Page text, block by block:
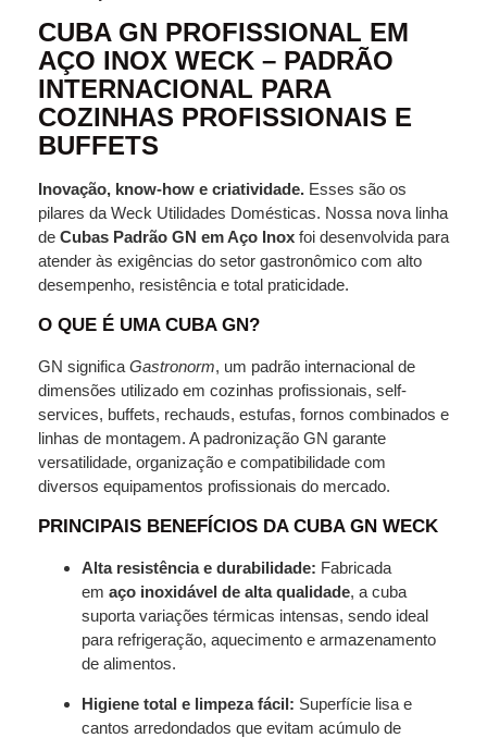
CUBA GN PROFISSIONAL EM
AÇO INOX WECK – PADRÃO
INTERNACIONAL PARA
COZINHAS PROFISSIONAIS E
BUFFETS
Inovação, know‑how e criatividade. Esses são os
pilares da Weck Utilidades Domésticas. Nossa nova linha
de Cubas Padrão GN em Aço Inox foi desenvolvida para
atender às exigências do setor gastronômico com alto
desempenho, resistência e total praticidade.
O QUE É UMA CUBA GN?
GN significa Gastronorm, um padrão internacional de
dimensões utilizado em cozinhas profissionais, self-
services, buffets, rechauds, estufas, fornos combinados e
linhas de montagem. A padronização GN garante
versatilidade, organização e compatibilidade com
diversos equipamentos profissionais do mercado.
PRINCIPAIS BENEFÍCIOS DA CUBA GN WECK
Alta resistência e durabilidade: Fabricada
em aço inoxidável de alta qualidade, a cuba
suporta variações térmicas intensas, sendo ideal
para refrigeração, aquecimento e armazenamento
de alimentos.
Higiene total e limpeza fácil: Superfície lisa e
cantos arredondados que evitam acúmulo de